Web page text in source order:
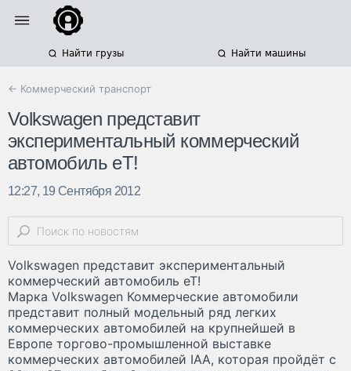
Найти грузы Найти машины
← Коммерческий транспорт
Volkswagen представит
экспериментальный коммерческий
автомобиль eT!
12:27, 19 Сентября 2012
Volkswagen представит экспериментальный
коммерческий автомобиль eT!
Марка Volkswagen Коммерческие автомобили
представит полный модельный ряд легких
коммерческих автомобилей на крупнейшей в
Европе торгово-промышленной выставке
коммерческих автомобилей IAA, которая пройдёт с